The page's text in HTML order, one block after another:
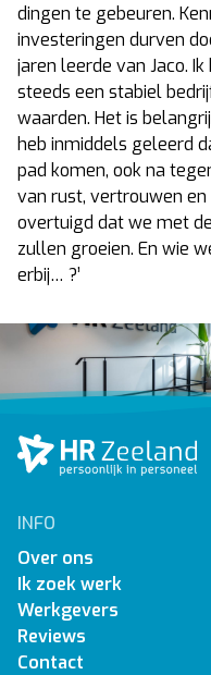
dingen te gebeuren.
investeringen durven
jaren leerde van Jaco.
steeds een stabiel
waarden. Het is
heb inmiddels geleerd
pad komen, ook na
van rust, vertrouwen en
overtuigd dat we met
zullen groeien. En wie
erbij… ?’
INFO
Over ons
Ik zoek werk
Werkgevers
Reviews
Contact